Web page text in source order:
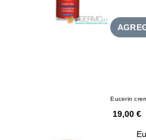
Eucerin
19,00 €